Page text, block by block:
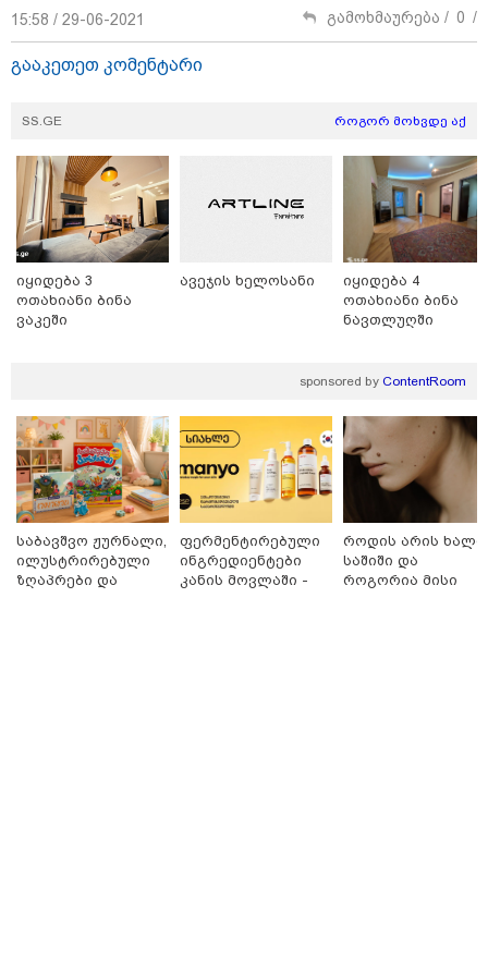
თბილისი - ჰერაკლიონი 1778.80
ლარიდან
თბილისი - ბუდაპეშტი 1421.00
თბილისი - რომი 1419.50 ლარიდან
15:58 / 29-06-2021 გამოხმაურება / 0 /
გააკეთეთ კომენტარი
SS.GE როგორ მოხვდე აქ
იყიდება 3
ოთახიანი ბინა
ვაკეში
ავეჯის ხელოსანი
იყიდება 4
ოთახიანი ბინა
ნავთლუღში
sponsored by ContentRoom
საბავშვო ჟურნალი,
ილუსტრირებული
ზღაპრები და
ფერმენტირებული
ინგრედიენტები
კანის მოვლაში -
როდის არის ხალი
საშიში და
როგორია მისი